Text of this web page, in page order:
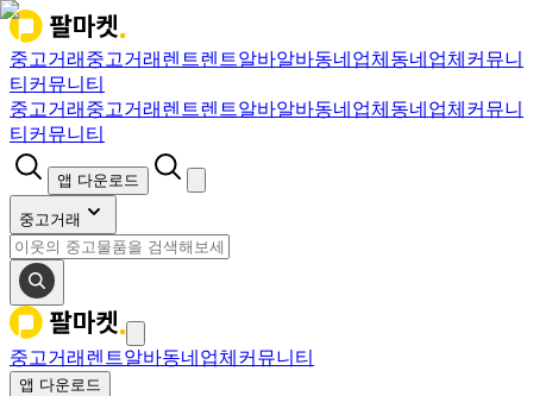
중고거래 중고거래 렌트렌트알바알바동네업체 동네업체 커뮤니
티 커뮤니티
중고거래 중고거래 렌트렌트알바알바동네업체 동네업체 커뮤니
티 커뮤니티
앱 다운로드
중고거래
중고거래 렌트알바동네업체 커뮤니티
앱 다운로드